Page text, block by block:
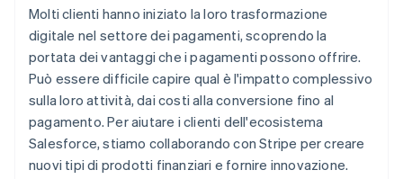
Molti clienti hanno iniziato la loro trasformazione
digitale nel settore dei pagamenti, scoprendo la
portata dei vantaggi che i pagamenti possono offrire.
Può essere difficile capire qual è l'impatto complessivo
sulla loro attività, dai costi alla conversione fino al
pagamento. Per aiutare i clienti dell'ecosistema
Salesforce, stiamo collaborando con Stripe per creare
nuovi tipi di prodotti finanziari e fornire innovazione.